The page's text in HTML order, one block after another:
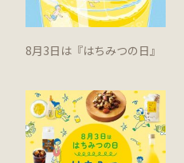
8月3日は『はちみつの日』